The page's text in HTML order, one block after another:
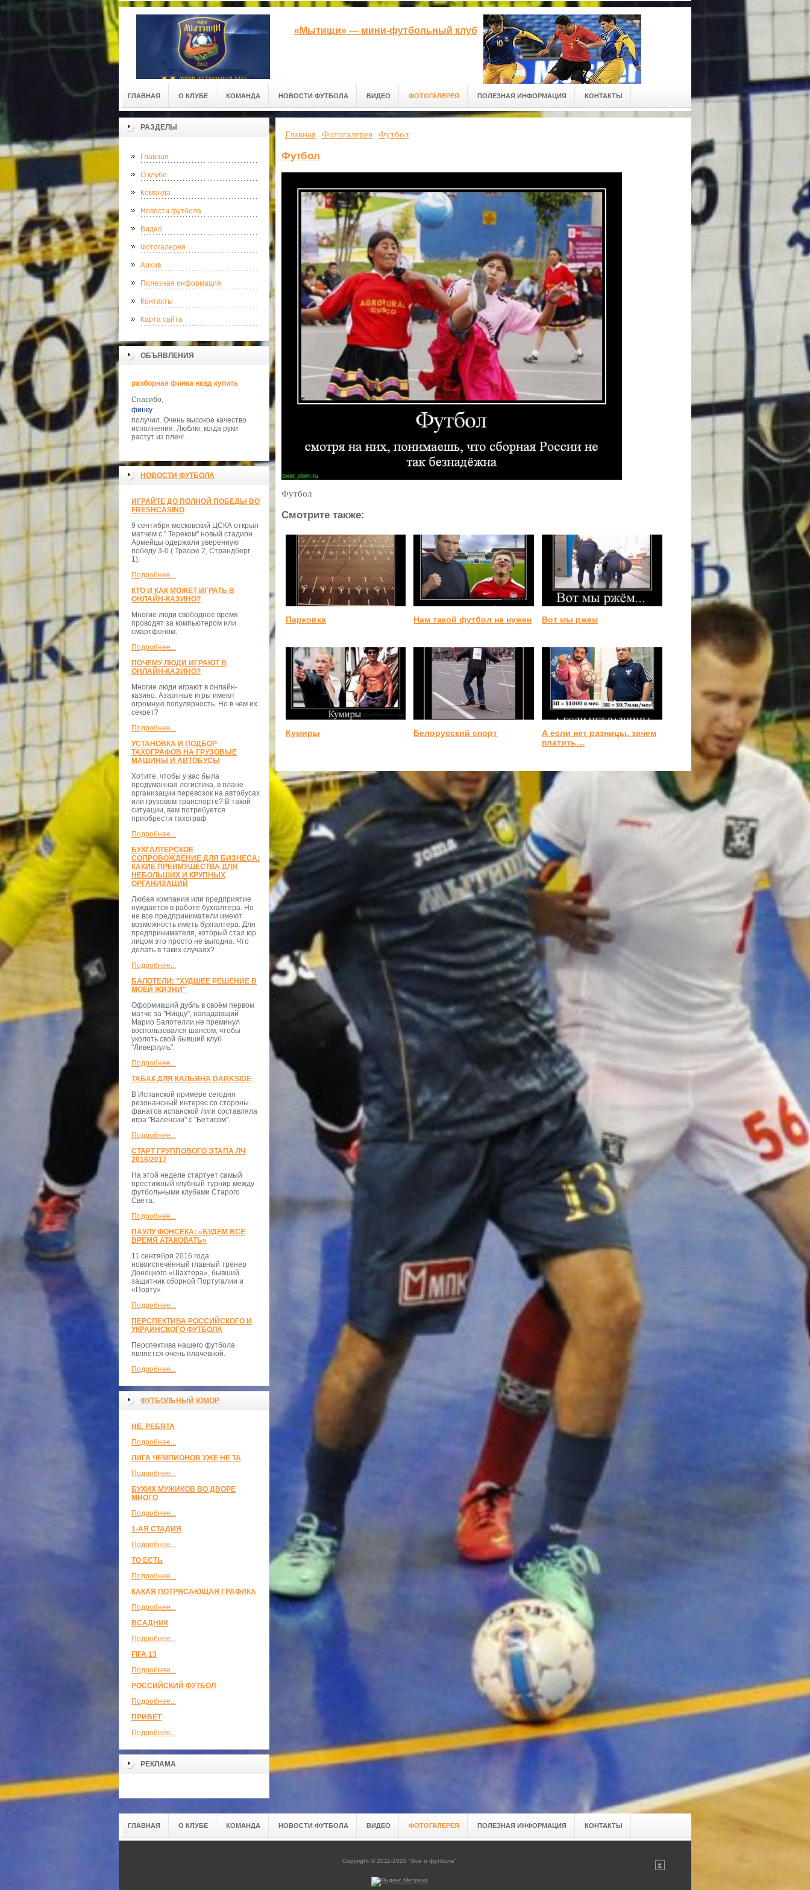
«Мытищи» — мини-футбольный клуб
ГЛАВНАЯ О КЛУБЕ КОМАНДА НОВОСТИ ФУТБОЛА ВИДЕО ФОТОГАЛЕРЕЯ ПОЛЕЗНАЯ ИНФОРМАЦИЯ КОНТАКТЫ
РАЗДЕЛЫ
Главная
О клубе
Команда
Новости футбола
Видео
Фотогалерея
Архив
Полезная информация
Контакты
Карта сайта
ОБЪЯВЛЕНИЯ
разборная финка нквд купить
Спасибо,
финку
получил. Очень высокое качество
исполнения. Люблю, когда руки
растут из плеч! . .
НОВОСТИ ФУТБОЛА
ИГРАЙТЕ ДО ПОЛНОЙ ПОБЕДЫ ВО
FRESHCASINO
9 сентября московский ЦСКА открыл
матчем с " Тереком" новый стадион .
Армейцы одержали уверенную
победу 3-0 ( Траоре 2, Страндберг
1).
Подробнее...
КТО И КАК МОЖЕТ ИГРАТЬ В
ОНЛАЙН-КАЗИНО?
Многие люди свободное время
проводят за компьютером или
смартфоном.
Подробнее...
ПОЧЕМУ ЛЮДИ ИГРАЮТ В
ОНЛАЙН-КАЗИНО?
Многие люди играют в онлайн-
казино. Азартные игры имеют
огромную популярность. Но в чем их
секрет?
Подробнее...
УСТАНОВКА И ПОДБОР
ТАХОГРАФОВ НА ГРУЗОВЫЕ
МАШИНЫ И АВТОБУСЫ
Хотите, чтобы у вас была
продуманная логистика, в плане
организации перевозок на автобусах
или грузовом транспорте? В такой
ситуации, вам потребуется
приобрести тахограф
Подробнее...
БУХГАЛТЕРСКОЕ
СОПРОВОЖДЕНИЕ ДЛЯ БИЗНЕСА:
КАКИЕ ПРЕИМУЩЕСТВА ДЛЯ
НЕБОЛЬШИХ И КРУПНЫХ
ОРГАНИЗАЦИЙ
Любая компания или предприятие
нуждается в работе бухгалтера. Но
не все предприниматели имеют
возможность иметь бухгалтера. Для
предпринимателя, который стал юр
лицом это просто не выгодно. Что
делать в таких случаях?
Подробнее...
БАЛОТЕЛИ: "ХУДШЕЕ РЕШЕНИЕ В
МОЕЙ ЖИЗНИ"
Оформивший дубль в своём первом
матче за "Ниццу", нападающий
Марио Балотелли не преминул
воспользовался шансом, чтобы
уколоть свой бывший клуб
"Ливерпуль".
Подробнее...
ТАБАК ДЛЯ КАЛЬЯНА DARKSIDE
В Испанской примере сегодня
резонансный интерес со стороны
фанатов испанской лиги составляла
игра "Валенсии" с "Бетисом".
Подробнее...
СТАРТ ГРУППОВОГО ЭТАПА ЛЧ
2016/2017
На этой неделе стартует самый
престижный клубный турнир между
футбольными клубами Старого
Света.
Подробнее...
ПАУЛУ ФОНСЕКА: «БУДЕМ ВСЕ
ВРЕМЯ АТАКОВАТЬ»
11 сентября 2016 года
новоиспечённый главный тренер
Донецкого «Шахтера», бывший
защитник сборной Португалии и
«Порту»
Подробнее...
ПЕРСПЕКТИВА РОССИЙСКОГО И
УКРАИНСКОГО ФУТБОЛА
Перспектива нашего футбола
является очень плачевной.
Подробнее...
ФУТБОЛЬНЫЙ ЮМОР
НЕ, РЕБЯТА
Подробнее...
ЛИГА ЧЕМПИОНОВ УЖЕ НЕ ТА
Подробнее...
БУХИХ МУЖИКОВ ВО ДВОРЕ
МНОГО
Подробнее...
1-АЯ СТАДИЯ
Подробнее...
ТО ЕСТЬ
Подробнее...
КАКАЯ ПОТРЯСАЮЩАЯ ГРАФИКА
Подробнее...
ВСАДНИК
Подробнее...
FIFA 13
Подробнее...
РОССИЙСКИЙ ФУТБОЛ
Подробнее...
ПРИВЕТ
Подробнее...
РЕКЛАМА
Главная Фотогалерея Футбол
Футбол
Футбол
Смотрите также:
Парковка Нам такой футбол не нужен Вот мы ржем
Кумиры Белорусский спорт
А если нет разницы, зачем
платить…
ГЛАВНАЯ О КЛУБЕ КОМАНДА НОВОСТИ ФУТБОЛА ВИДЕО ФОТОГАЛЕРЕЯ ПОЛЕЗНАЯ ИНФОРМАЦИЯ КОНТАКТЫ
Copyright © 2011-2026 "Всё о футболе"